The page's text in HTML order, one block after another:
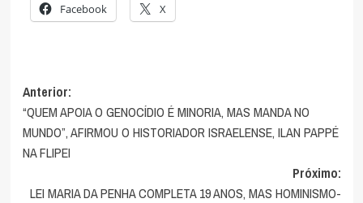
Facebook X
Navegação
de
artigos
Anterior:
“QUEM APOIA O GENOCÍDIO É MINORIA, MAS MANDA NO
MUNDO”, AFIRMOU O HISTORIADOR ISRAELENSE, ILAN PAPPÉ
NA FLIPEI
Próximo:
LEI MARIA DA PENHA COMPLETA 19 ANOS, MAS HOMINISMO-